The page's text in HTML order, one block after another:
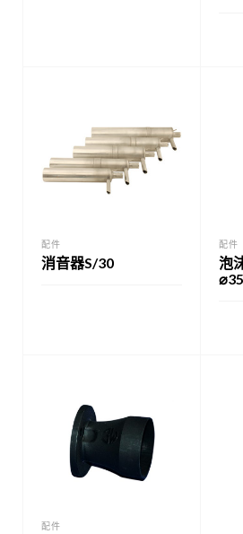
配件
消音器S/30
配件
泡
配件